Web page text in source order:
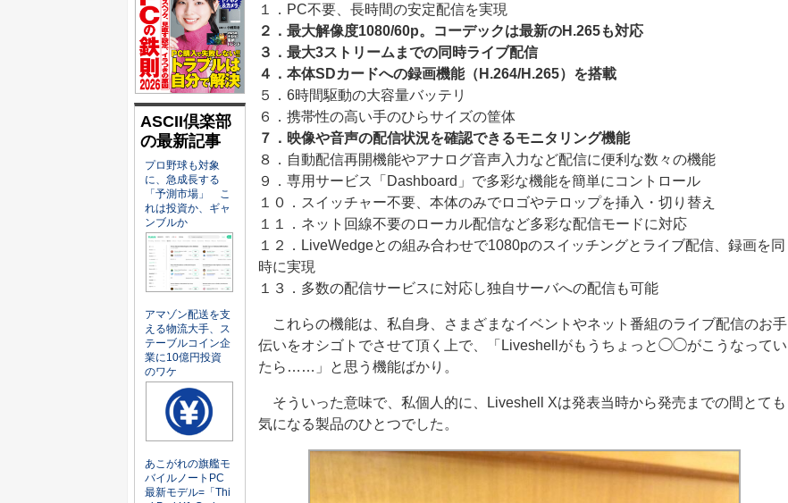
１．PC不要、長時間の安定配信を実現
２．最大解像度1080/60p。コーデックは最新のH.265も対応
３．最大3ストリームまでの同時ライブ配信
４．本体SDカードへの録画機能（H.264/H.265）を搭載
５．6時間駆動の大容量バッテリ
６．携帯性の高い手のひらサイズの筐体
７．映像や音声の配信状況を確認できるモニタリング機能
８．自動配信再開機能やアナログ音声入力など配信に便利な数々の機能
９．専用サービス「Dashboard」で多彩な機能を簡単にコントロール
１０．スイッチャー不要、本体のみでロゴやテロップを挿入・切り替え
１１．ネット回線不要のローカル配信など多彩な配信モードに対応
１２．LiveWedgeとの組み合わせで1080pのスイッチングとライブ配信、録画を同
時に実現
１３．多数の配信サービスに対応し独自サーバへの配信も可能
これらの機能は、私自身、さまざまなイベントやネット番組のライブ配信のお手
伝いをオシゴトでさせて頂く上で、「Liveshellがもうちょっと◯◯がこうなってい
たら……」と思う機能ばかり。
そういった意味で、私個人的に、Liveshell Xは発表当時から発売までの間とても
気になる製品のひとつでした。
ASCII倶楽部
の最新記事
プロ野球も対象
に、急成長する
「予測市場」 こ
れは投資か、ギャ
ンブルか
アマゾン配送を支
える物流大手、ス
テーブルコイン企
業に10億円投資
のワケ
あこがれの旗艦モ
バイルノートPC
最新モデル=「Thi